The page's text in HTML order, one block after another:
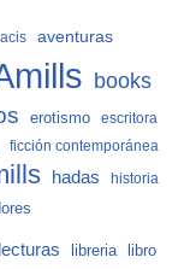
aventuras
books
erotismo escritora
ficción contemporánea
hadas historia
lecturas libreria
libro